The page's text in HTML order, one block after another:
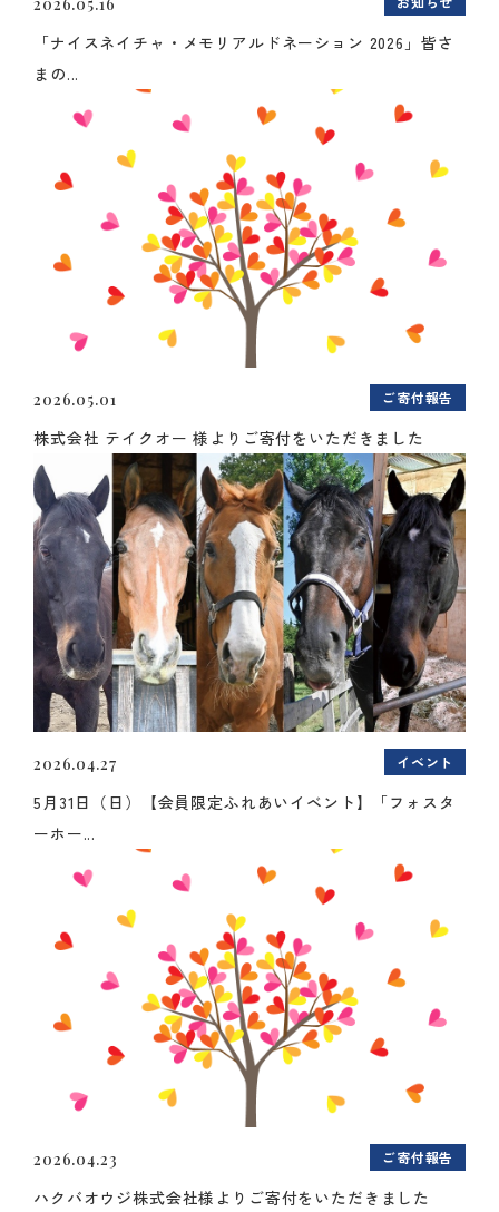
「ナイスネイチャ・メモリアルドネーション 2026」皆さ
まの...
2026.05.01 ご寄付報告
株式会社 テイクオー 様よりご寄付をいただきました
2026.04.27 イベント
5月31日（日）【会員限定ふれあいイベント】「フォスタ
ーホー...
2026.04.23 ご寄付報告
ハクバオウジ株式会社様よりご寄付をいただきました